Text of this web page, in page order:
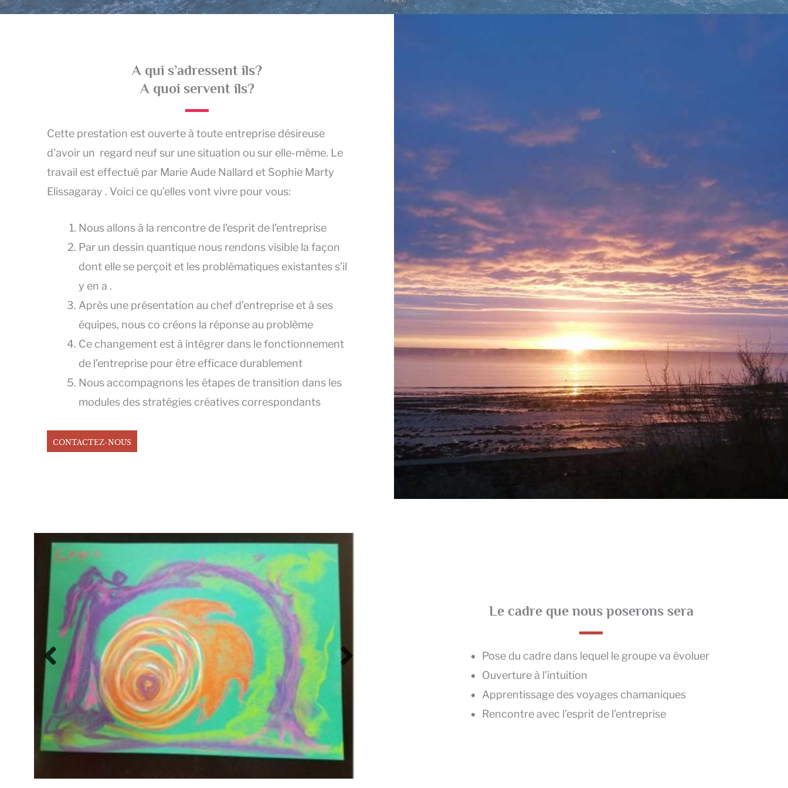
A qui s’adressent ils?
A quoi servent ils?
Cette prestation est ouverte à toute entreprise désireuse
d’avoir un regard neuf sur une situation ou sur elle-même. Le
travail est effectué par Marie Aude Nallard et Sophie Marty
Elissagaray . Voici ce qu’elles vont vivre pour vous:
Nous allons à la rencontre de l’esprit de l’entreprise
Par un dessin quantique nous rendons visible la façon
dont elle se perçoit et les problématiques existantes s’il
y en a .
Après une présentation au chef d’entreprise et à ses
équipes, nous co créons la réponse au problème
Ce changement est à intégrer dans le fonctionnement
de l’entreprise pour être efficace durablement
Nous accompagnons les étapes de transition dans les
modules des stratégies créatives correspondants
CONTACTEZ-NOUS
Le cadre que nous poserons sera
Pose du cadre dans lequel le groupe va évoluer
Ouverture à l’intuition
Apprentissage des voyages chamaniques
Rencontre avec l’esprit de l’entreprise